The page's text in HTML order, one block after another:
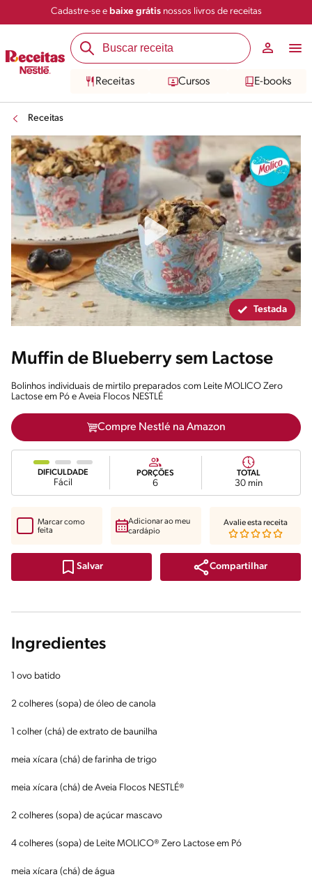
Cadastre-se e baixe grátisnossos livros de receitas
Receitas Cursos E-books
Receitas
Salvar Compartilhar
Testada
Muffin de Blueberry sem Lactose
Bolinhos individuais de mirtilo preparados com Leite MOLICO Zero
Lactose em Pó e Aveia Flocos NESTLÉ
Compre Nestlé na Amazon
DIFICULDADE
Fácil
PORÇÕES
6
TOTAL
30 min
Salvar Compartilhar
Marcar como
feita
Adicionar ao meu
cardápio
Avalie esta receita
Ingredientes
1 ovo batido
2 colheres (sopa) de óleo de canola
1 colher (chá) de extrato de baunilha
meia xícara (chá) de farinha de trigo
meia xícara (chá) de Aveia Flocos NESTLÉ®
2 colheres (sopa) de açúcar mascavo
4 colheres (sopa) de Leite MOLICO® Zero Lactose em Pó
meia xícara (chá) de água